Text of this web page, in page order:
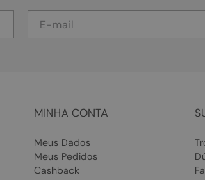
MINHA CONTA
Meus Dados
Meus Pedidos
Cashback